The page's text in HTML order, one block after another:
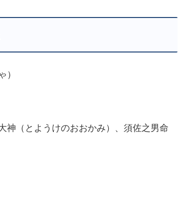
）
神（とようけのおおかみ）、須佐之男命